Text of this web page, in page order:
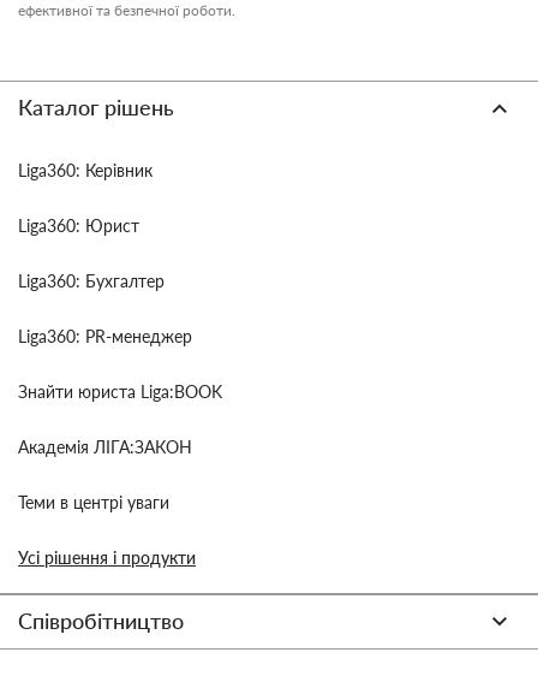
ефективної та безпечної роботи.
Каталог рішень
Liga360: Керівник
Liga360: Юрист
Liga360: Бухгалтер
Liga360: PR-менеджер
Знайти юриста Liga:BOOK
Академія ЛІГА:ЗАКОН
Теми в центрі уваги
Усі рішення і продукти
Співробітництво